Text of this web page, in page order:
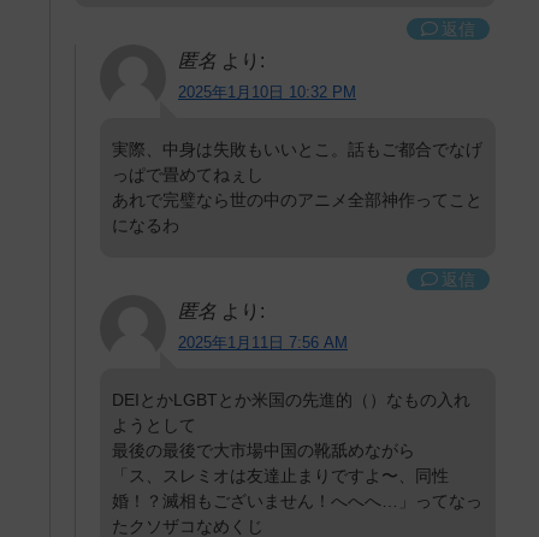
返信
匿名 より:
2025年1月10日 10:32 PM
実際、中身は失敗もいいとこ。話もご都合でなげ
っぱで畳めてねぇし
あれで完璧なら世の中のアニメ全部神作ってこと
になるわ
返信
匿名 より:
2025年1月11日 7:56 AM
DEIとかLGBTとか米国の先進的（）なもの入れ
ようとして
最後の最後で大市場中国の靴舐めながら
「ス、スレミオは友達止まりですよ〜、同性
婚！？滅相もございません！へへへ…」ってなっ
たクソザコなめくじ